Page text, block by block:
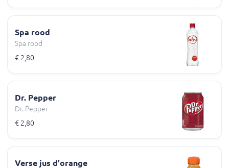
Spa rood
Spa rood
€ 2,80
Dr. Pepper
Dr. Pepper
€ 2,80
Verse jus d'orange